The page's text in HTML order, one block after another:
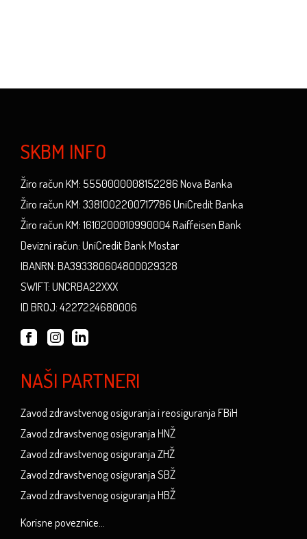
SKBM INFO
Žiro račun KM: 5550000008152286 Nova Banka
Žiro račun KM: 3381002200717786 UniCredit Banka
Žiro račun KM: 1610200010990004 Raiffeisen Bank
Devizni račun: UniCredit Bank Mostar
IBANRN: BA393380604800029328
SWIFT: UNCRBA22XXX
ID BROJ: 4227224680006
NAŠI PARTNERI
Zavod zdravstvenog osiguranja i reosiguranja FBiH
Zavod zdravstvenog osiguranja HNŽ
Zavod zdravstvenog osiguranja ZHŽ
Zavod zdravstvenog osiguranja SBŽ
Zavod zdravstvenog osiguranja HBŽ
Korisne poveznice...